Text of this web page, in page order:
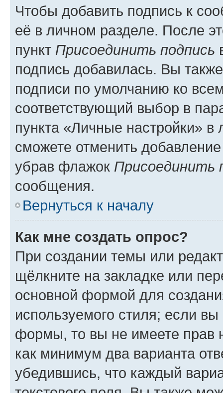
Чтобы добавить подпись к
её в личном разделе. После
пункт Присоединить подпись
подпись добавилась. Вы
подписи по умолчанию ко
соответствующий выбор в
пункта «Личные настройки»
сможете отменить
убрав флажок Присоединить
сообщения.
Вернуться к началу
Как мне создать опрос?
При создании темы или
щёлкните на закладке или
основной формой для
используемого стиля; если
формы, то вы не имеете прав
как минимум два варианта
убедившись, что каждый